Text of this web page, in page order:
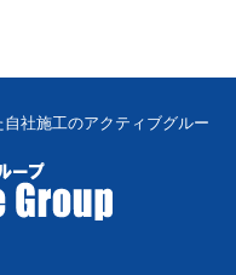
社施工のアクティブグルー